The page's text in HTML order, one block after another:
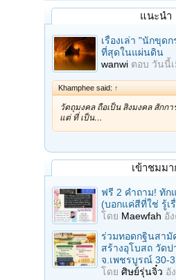
แนะนำ
เรื่องเล่า "นักขุด
ที่สุดในแผ่นดิน
wanwi ตอบ วันนี้
Khamphee said: ↑
วัตถุมงคล ถือเป็น สิ่งมงคล สักกา
แต่ ที่ เป็น…
เข้าชมมา
ฟรี 2 คำถาม! ทัก
(บอกแค่สีที่ใช่ รู้เรื่
โดย Maewfah อั
ร่วมทอดกฐินสามั
สร้างอุโบสถ วัด
จ.เพชรบูรณ์ 30-
โดย ศิษย์รุ่นจิ๋ว อั